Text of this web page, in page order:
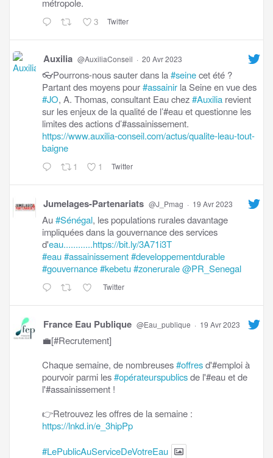
métropole.
3 Twitter
Auxilia @AuxiliaConseil · 20 Avr 2023
👓Pourrons-nous sauter dans la#seinecet été ?
Partant des moyens pour#assainir la Seine en vue des
#JO, A. Thomas, consultant Eau chez#Auxilia revient
sur les enjeux de la qualité de l’#eau et questionne les
limites des actions d’#assainissement.
https://www.auxilia-conseil.com/actus/qualite-leau-tout-
baigne
1 1 Twitter
Jumelages-Partenariats @J_Pmag · 19 Avr 2023
Au#Sénégal, les populations rurales davantage
impliquées dans la gouvernance des services
d'eau............https://bit.ly/3A71i3T
#eau#assainissement#developpementdurable
#gouvernance#kebetu#zonerurale@PR_Senegal
Twitter
France Eau Publique @Eau_publique · 19 Avr 2023
💼[#Recrutement]
Chaque semaine, de nombreuses#offresd'#emploi à
pourvoir parmi les#opérateurspublicsde l'#eau et de
l'#assainissement !
👉Retrouvez les offres de la semaine :
https://lnkd.in/e_3hipPp
#LePublicAuServiceDeVotreEau